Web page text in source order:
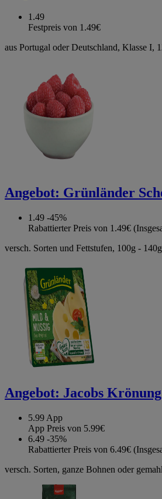
1.49
Festpreis von 1.49€
aus Portugal oder Deutschland, Klasse I,
Angebot: Grünländer
1.49 -45%
Rabattierter Preis von 1.49€
versch. Sorten und Fettstufen, 100g - 140g
Angebot: Jacobs
5.99 App
App Preis von 5.99€
6.49 -35%
Rabattierter Preis von 6.49€
versch. Sorten, ganze Bohnen oder